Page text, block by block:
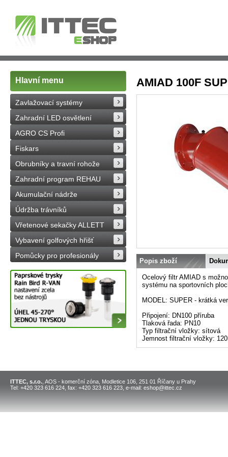
Hlavní menu
Zavlažovací systémy
Zahradní LED osvětlení
AGRO CS Profi
Fiskars
Obrubníky a travní rohože
Zahradní program REHAU
Akumulační nádrže
Údržba trávníků
Vřetenové sekačky ALLETT
Vybavení golfových hřišť
Pomůcky pro profesionály
AMIAD 100F
Popis zboží
Ocelový filtr AMIAD s
systému na sportovních
MODEL: SUPER - krátká
Připojení: DN100 příruba
Tlaková řada: PN10
Typ filtrační vložky: sítová
Jemnost filtrační vložky:
ITTEC, s.r.o. , AOS - komerční zóna, Modletice 106, 251 01 Říčany u Prahy
Tel: +420 323 616 224, fax: +420 323 616 223, e-mail: eshop@ittec.cz